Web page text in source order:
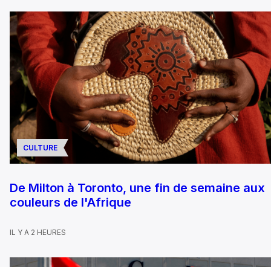
CULTURE
De Milton à Toronto, une fin de semaine aux
couleurs de l'Afrique
IL Y A 2 HEURES